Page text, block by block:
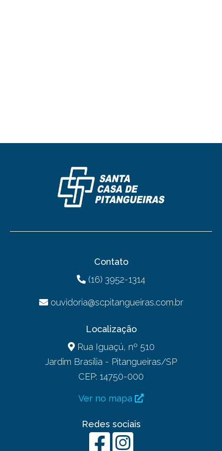
Contato
(16) 3952-1314
ouvidoria@scpitangueiras.com.br
Localização
Rua Iguaçú, nº 510
Jardim Brasília - Pitangueiras/SP
CEP: 14750-000
Ver no mapa
Redes sociais